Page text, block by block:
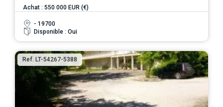
Achat : 550 000 EUR (€)
- 19700
Disponible : Oui
Ref. LT-54267-5388